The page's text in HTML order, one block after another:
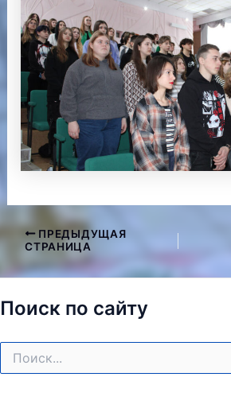
Навигация
записям
ПРЕДЫДУЩАЯ
СТРАНИЦА
Поиск по сайту